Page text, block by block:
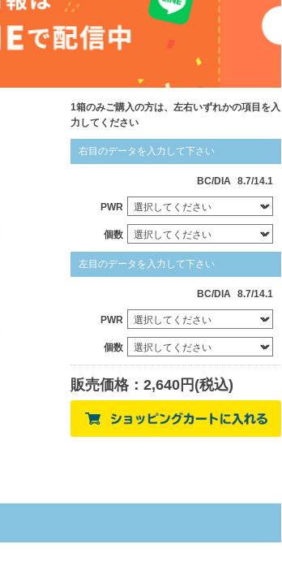
1箱のみご購入の方は、左右いずれかの項目を入
力してください
右目のデータを入力して下さい
BC/DIA 8.7/14.1
PWR
個数
左目のデータを入力して下さい
BC/DIA 8.7/14.1
PWR
個数
販売価格：2,640円(税込)